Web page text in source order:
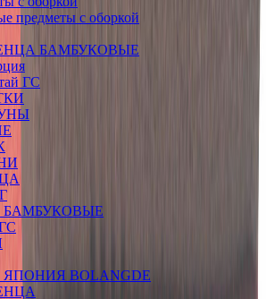
предметы с оборкой
БАМБУКОВЫЕ
ГС
BOLANGDE